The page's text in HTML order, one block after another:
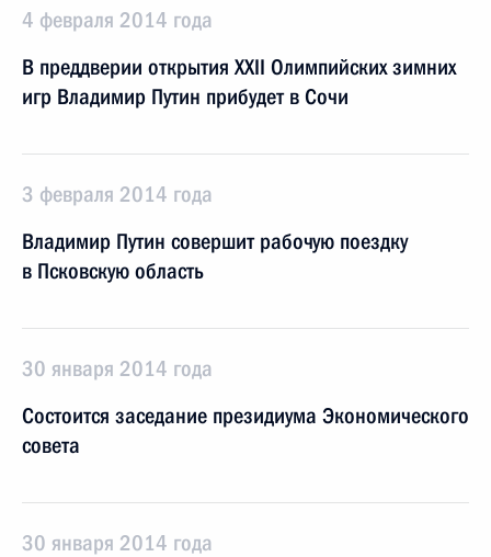
4 февраля 2014 года
В преддверии открытия XXII Олимпийских зимних
игр Владимир Путин прибудет в Сочи
3 февраля 2014 года
Владимир Путин совершит рабочую поездку
в Псковскую область
30 января 2014 года
Состоится заседание президиума Экономического
совета
30 января 2014 года